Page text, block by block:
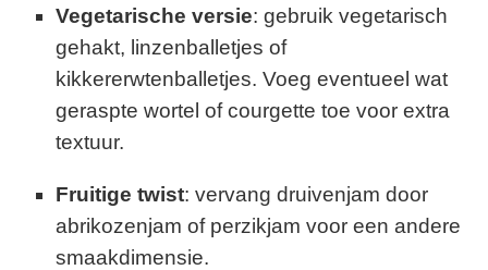
Vegetarische versie: gebruik vegetarisch
gehakt, linzenballetjes of
kikkererwtenballetjes. Voeg eventueel wat
geraspte wortel of courgette toe voor extra
textuur.
Fruitige twist: vervang druivenjam door
abrikozenjam of perzikjam voor een andere
smaakdimensie.